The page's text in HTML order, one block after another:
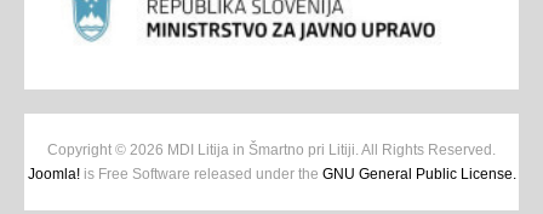
Copyright © 2026 MDI Litija in Šmartno pri Litiji. All Rights Reserved.
Joomla!is Free Software released under the GNU General Public License.